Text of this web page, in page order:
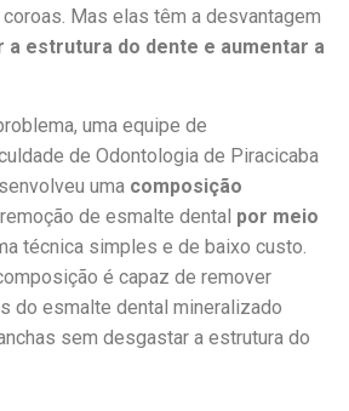
Mas elas têm a desvantagem
a estrutura do dente e aumentar a
uma equipe de
de Odontologia de Piracicaba
uma composição
de esmalte dental por meio
técnica simples e de baixo custo.
é capaz de remover
do esmalte dental mineralizado
sem desgastar a estrutura do